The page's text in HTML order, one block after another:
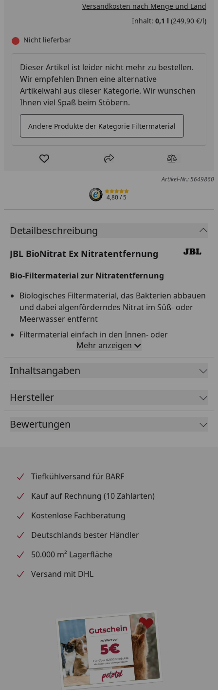
Versandkosten nach Menge und Land
Inhalt: 0,1 l (249,90 €/l)
Nicht lieferbar
Dieser Artikel ist leider nicht mehr zu bestellen.
Wir empfehlen Ihnen eine alternative
Artikelwahl aus dieser Kategorie. Wir wünschen
Ihnen viel Spaß beim Stöbern.
Andere Produkte der Kategorie Filtermaterial
Produkt zur Wunschliste hinzufügen
Teilen Produkt
Artikel-Nr.: 5649860
4,80/ 5
Detailbeschreibung
JBL BioNitrat Ex Nitratentfernung
Bio-Filtermaterial zur Nitratentfernung
Biologisches Filtermaterial, das Bakterien abbauen
und dabei algenförderndes Nitrat im Süß- oder
Meerwasser entfernt
Filtermaterial einfach in den Innen- oder
Außenfilter geben und erst nachfüllen, wenn es
nach etwa 6 Monaten von den Bakterien abgebaut
wurde
Die Biobälle werden von Bakterien besiedelt, die
einen dicken Biofilm bilden. Unterhalb des Biofilms
sinkt der Sauerstoffgehalt, so dass die dortigen
Bakterien Sauerstoff aus Nitrat holen und es so
enthalten die Biobälle säurebindende Mineralien
zur Wasserstablisierung
Lieferumfang: 100 Biobälle für Nitratabbau in 200-
300 Liter Aquarienwasser; 1 Ball / 2-3 Liter Wasser
Auf natürliche Weise Algen bekämpfen:
Wenn Sie dem Wasser einen oder beide Nährstoffe
entziehen, können die Algen nicht mehr wachsen!
vorhanden und gleichzeitig eine Kohlenstoffquelle
(Nahrung für die Bakterien) vorhanden ist, holen sich
die Bakterien den Sauerstoff aus dem Nitrat und
bauen es so ab.
So funktioniert JBL BioNitratEx:
Bei JBL BioNitratEx siedeln sich Bakterien innerhalb
Mehr anzeigen
Inhaltsangaben
Hersteller
Bewertungen
Tiefkühlversand für BARF
Kauf auf Rechnung (10 Zahlarten)
Kostenlose Fachberatung
Deutschlands bester Händler
50.000 m² Lagerfläche
Versand mit DHL